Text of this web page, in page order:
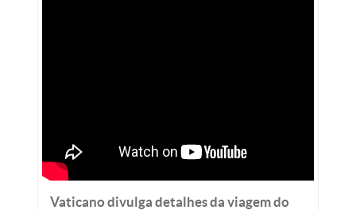
Vaticano divulga detalhes da viagem do